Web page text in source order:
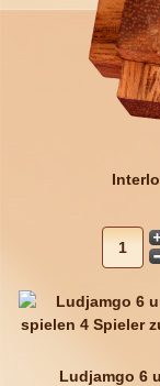
Ludjamgo 6